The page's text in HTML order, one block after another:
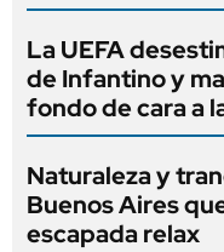
La UEFA
de Infantino y
fondo de cara a
Naturaleza y
Buenos Aires
escapada relax